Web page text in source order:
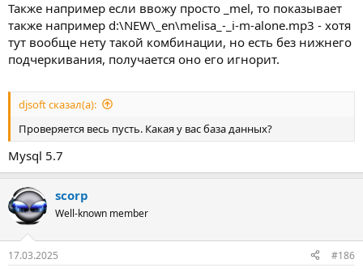
Также например если ввожу просто _mel, то показывает
также например d:\NEW\_en\melisa_-_i-m-alone.mp3 - хотя
тут вообще нету такой комбинации, но есть без нижнего
подчеркивания, получается оно его игнорит.
djsoft сказал(а):
Проверяется весь пусть. Какая у вас база данных?
Mysql 5.7
scorp
Well-known member
17.03.2025 #186